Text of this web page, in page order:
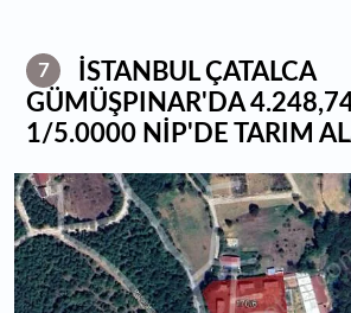
7
İSTANBUL ÇATALCA
GÜMÜŞPINAR'DA
1/5.0000 NİP'DE TARIM